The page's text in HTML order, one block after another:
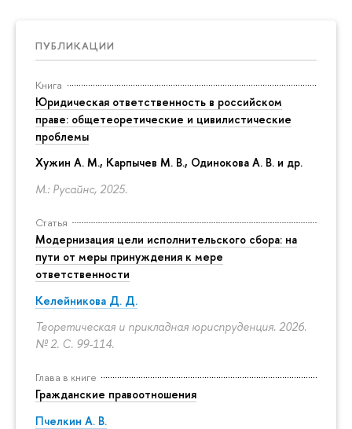
ПУБЛИКАЦИИ
Книга
Юридическая ответственность в российском
праве: общетеоретические и цивилистические
проблемы
Хужин А. М., Карпычев М. В., Одинокова А. В. и др.
М.: Русайнс, 2025.
Статья
Модернизация цели исполнительского сбора: на
пути от меры принуждения к мере
ответственности
Келейникова Д. Д.
Теоретическая и прикладная юриспруденция. 2026.
№ 2. С. 99-114.
Глава в книге
Гражданские правоотношения
Пчелкин А. В.